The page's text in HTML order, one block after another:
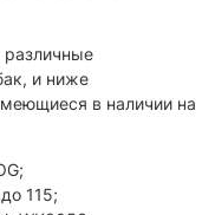
различные
и ниже
в наличии на
115;